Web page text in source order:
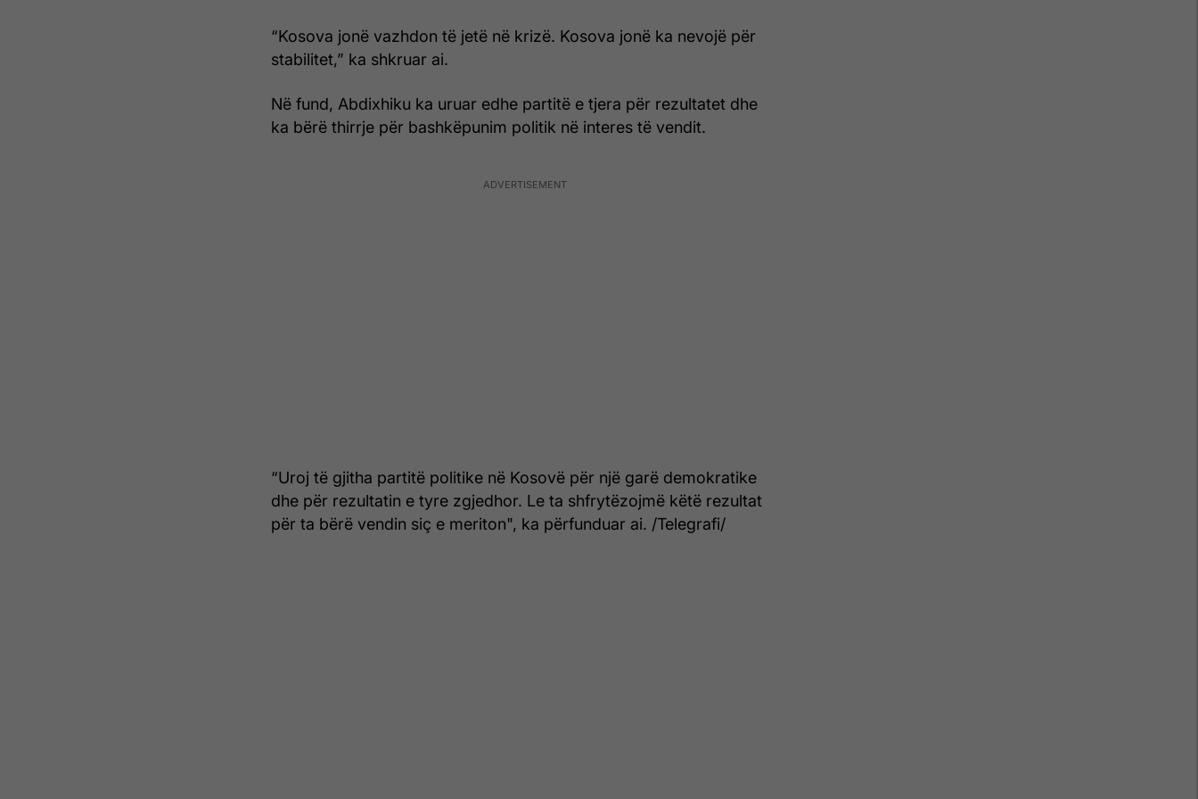
“Kosova jonë vazhdon të jetë në krizë. Kosova jonë ka nevojë për
stabilitet,” ka shkruar ai.
Në fund, Abdixhiku ka uruar edhe partitë e tjera për rezultatet dhe
ka bërë thirrje për bashkëpunim politik në interes të vendit.
“Uroj të gjitha partitë politike në Kosovë për një garë demokratike
dhe për rezultatin e tyre zgjedhor. Le ta shfrytëzojmë këtë rezultat
për ta bërë vendin siç e meriton", ka përfunduar ai. /Telegrafi/